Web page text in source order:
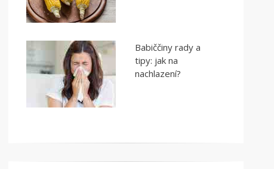
Babiččiny rady a
tipy: jak na
nachlazení?